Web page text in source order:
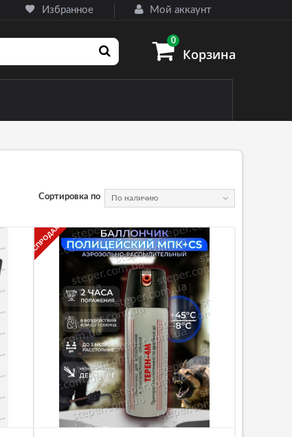
Избранное Мой аккаунт
Корзина
0
ножи
Сортировка по По наличию
РАСПРОДАЖА!